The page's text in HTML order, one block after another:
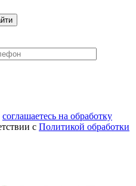
соглашаетесь на обработку
с Политикой обработки